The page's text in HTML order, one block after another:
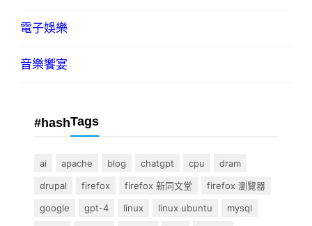
電子娛樂
音樂饗宴
#hashTags
ai apache blog chatgpt cpu
dram
drupal
firefox firefox 新同文堂
firefox 瀏覽器
google
gpt-4 linux linux ubuntu
mysql